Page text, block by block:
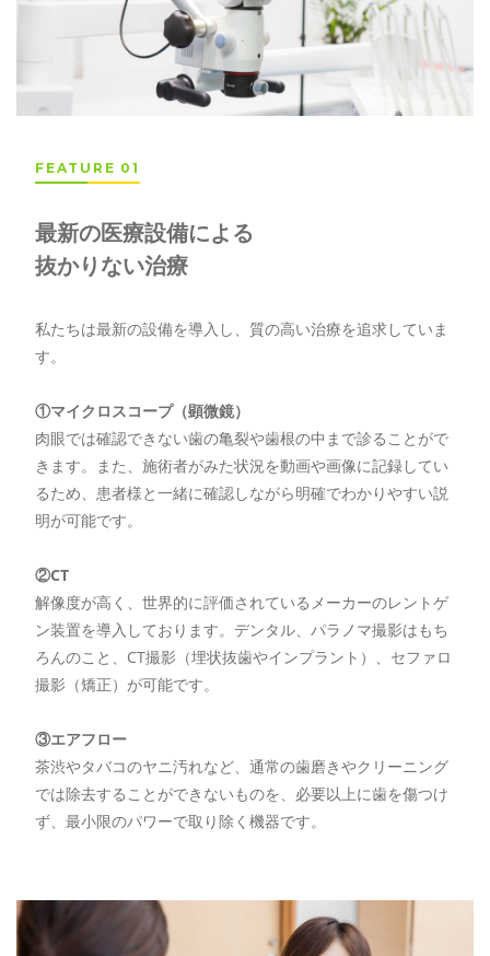
FEATURE 01
最新の医療設備による
抜かりない治療
私たちは最新の設備を導入し、質の高い治療を追求していま
す。
①マイクロスコープ（顕微鏡）
肉眼では確認できない歯の亀裂や歯根の中まで診ることがで
きます。また、施術者がみた状況を動画や画像に記録してい
るため、患者様と一緒に確認しながら明確でわかりやすい説
明が可能です。
②CT
解像度が高く、世界的に評価されているメーカーのレントゲ
ン装置を導入しております。デンタル、パラノマ撮影はもち
ろんのこと、CT撮影（埋状抜歯やインプラント）、セファロ
撮影（矯正）が可能です。
③エアフロー
茶渋やタバコのヤニ汚れなど、通常の歯磨きやクリーニング
では除去することができないものを、必要以上に歯を傷つけ
ず、最小限のパワーで取り除く機器です。